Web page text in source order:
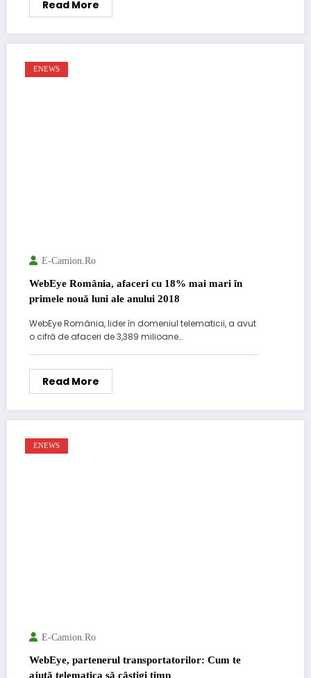
Read More
ENEWS
E-Camion.ro
WebEye România, afaceri cu 18% mai mari în
primele nouă luni ale anului 2018
WebEye România, lider în domeniul telematicii, a avut
o cifră de afaceri de 3,389 milioane…
Read More
ENEWS
E-Camion.ro
WebEye, partenerul transportatorilor: Cum te
ajută telematica să câștigi timp